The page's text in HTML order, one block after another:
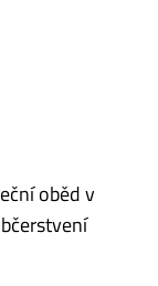
oběd v